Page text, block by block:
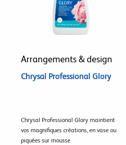
Arrangements & design
Chrysal Professional Glory
Chrysal Professional Glory maintient
vos magnifiques créations, en vase ou
piquées sur mousse